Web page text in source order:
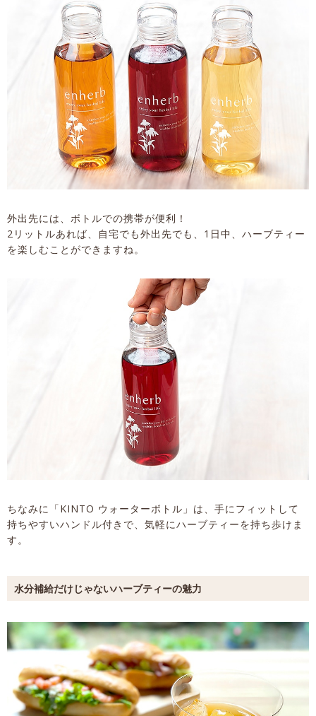
外出先には、ボトルでの携帯が便利！
2リットルあれば、自宅でも外出先でも、1日中、ハーブティー
を楽しむことができますね。
ちなみに「KINTO ウォーターボトル」は、手にフィットして
持ちやすいハンドル付きで、気軽にハーブティーを持ち歩けま
す。
水分補給だけじゃないハーブティーの魅力